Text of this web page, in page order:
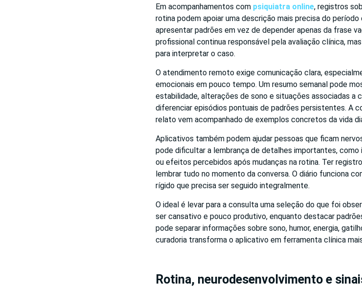
Em acompanhamentos com psiquiatra online, registros
rotina podem apoiar uma descrição mais precisa do
apresentar padrões em vez de depender apenas da frase
profissional continua responsável pela avaliação clínica,
para interpretar o caso.
O atendimento remoto exige comunicação clara,
emocionais em pouco tempo. Um resumo semanal pode
estabilidade, alterações de sono e situações associadas a
diferenciar episódios pontuais de padrões persistentes. A
relato vem acompanhado de exemplos concretos da vida
Aplicativos também podem ajudar pessoas que ficam
pode dificultar a lembrança de detalhes importantes,
ou efeitos percebidos após mudanças na rotina. Ter
lembrar tudo no momento da conversa. O diário funciona
rígido que precisa ser seguido integralmente.
O ideal é levar para a consulta uma seleção do que foi
ser cansativo e pouco produtivo, enquanto destacar
pode separar informações sobre sono, humor, energia,
curadoria transforma o aplicativo em ferramenta clínica
Rotina, neurodesenvolvimento e